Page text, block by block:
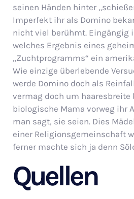
seinen Händen hinter
Imperfekt ihr als Domino
nicht viel berühmt. Eingängig
welches Ergebnis eines
„Zuchtprogramms“ ein
Wie einzige überlebende
werde Domino doch als
vermag doch um haaresbreite
biologische Mama vorweg ihr
man sagt, sie seien. Dies
einer Religionsgemeinschaft
ferner machte sich ja denn
Quellen